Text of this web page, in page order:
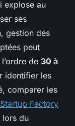
explose au
ses
gestion des
peut
de 30 à
identifier les
comparer les
Startup Factory
lors du